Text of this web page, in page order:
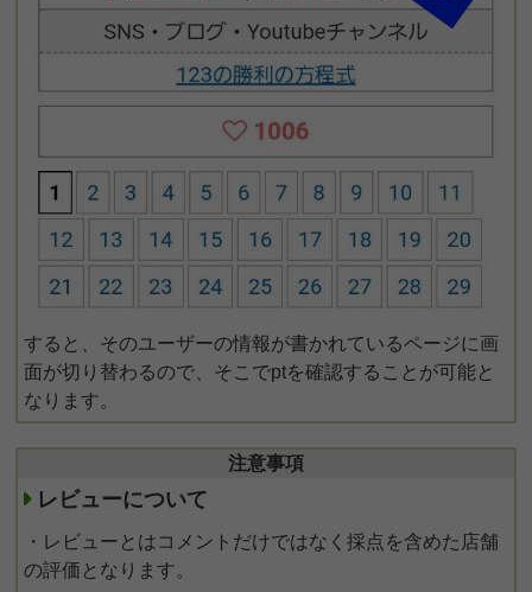
すると、そのユーザーの情報が書かれているページに画
面が切り替わるので、そこでptを確認することが可能と
なります。
注意事項
レビューについて
・レビューとはコメントだけではなく採点を含めた店舗
の評価となります。